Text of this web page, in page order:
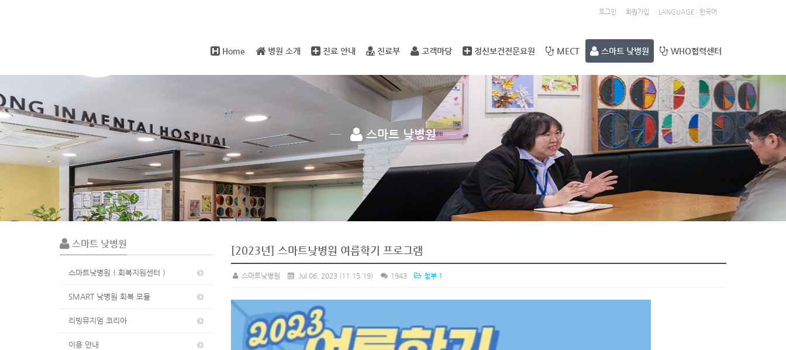
로그인 회원가입 LANGUAGE : 한국어
Home 병원 소개 진료 안내 진료부 고객마당 정신보건전문요원 MECT 스마트 낮병원 WHO협력센터
스마트 낮병원
스마트 낮병원
스마트낮병원 ( 회복지원센터 )
SMART 낮병원 회복 모듈
리빙뮤지엄 코리아
이용 안내
[2023년] 스마트낮병원 여름학기 프로그램
스마트낮병원 Jul 06, 2023 (11:15:19) 1943 첨부 1